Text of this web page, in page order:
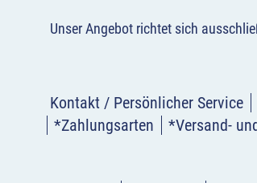
Unser Angebot richtet sich
Kontakt / Persönlicher Service
*Zahlungsarten
*Versand-